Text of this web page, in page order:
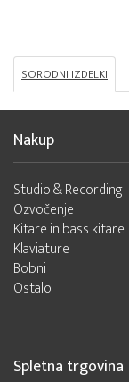
SORODNI IZDELKI
Nakup
Studio & Recording
Ozvočenje
Kitare in bass kitare
Klaviature
Bobni
Ostalo
Spletna trgovina